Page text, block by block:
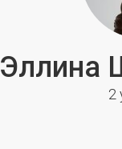
Эллина
2